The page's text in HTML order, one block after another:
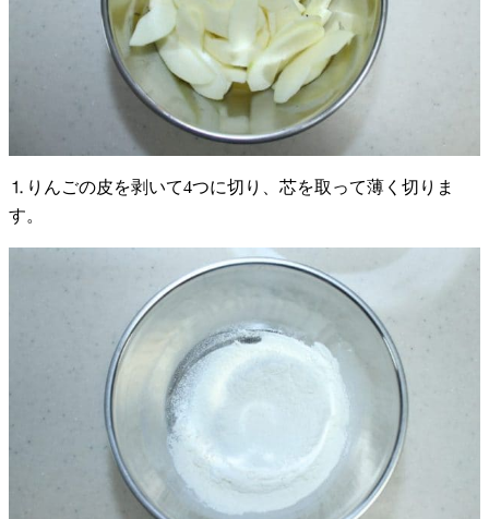
⒈りんごの皮を剥いて4つに切り、芯を取って薄く切りま
す。